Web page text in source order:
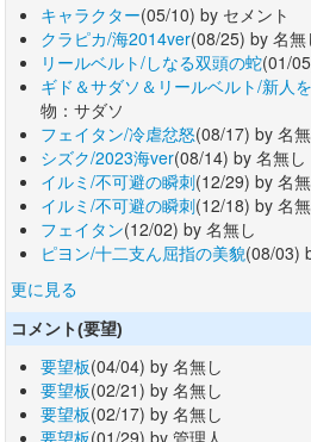
キャラクター(05/10) by セメント
クラピカ/海2014ver(08/25) by 名無
リールベルト/しなる双頭の蛇(01/
ギド＆サダソ＆リールベルト/新人
物：サダソ
フェイタン/冷虐忿怒(08/17) by 名
シズク/2023海ver(08/14) by 名無し
イルミ/不可避の瞬刺(12/29) by 名
イルミ/不可避の瞬刺(12/18) by 名
フェイタン(12/02) by 名無し
ピヨン/十二支ん屈指の美貌(08/03)
更に見る
コメント(要望)
要望板(04/04) by 名無し
要望板(02/21) by 名無し
要望板(02/17) by 名無し
要望板(01/29) by 管理人